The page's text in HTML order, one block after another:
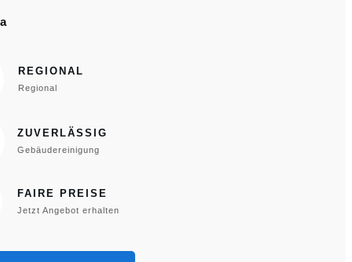
REGIONAL
Regional
ZUVERLÄSSIG
Gebäudereinigung
FAIRE PREISE
Jetzt Angebot erhalten